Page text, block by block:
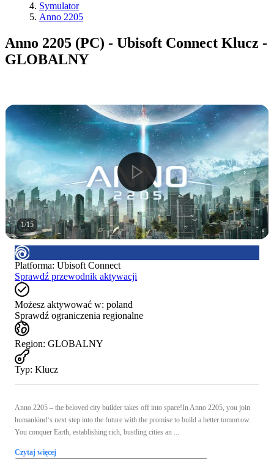
Symulator
Anno 2205
Anno 2205 (PC) - Ubisoft Connect Klucz -
GLOBALNY
1/15
Platforma: Ubisoft Connect
Sprawdź przewodnik aktywacji
Możesz aktywować w: poland
Sprawdź ograniczenia regionalne
Region: GLOBALNY
Typ: Klucz
Anno 2205 – the beloved city builder takes off into space!In Anno 2205, you join
humankind‘s next step into the future with the promise to build a better tomorrow.
You conquer Earth, establishing rich, bustling cities an ...
Czytaj więcej